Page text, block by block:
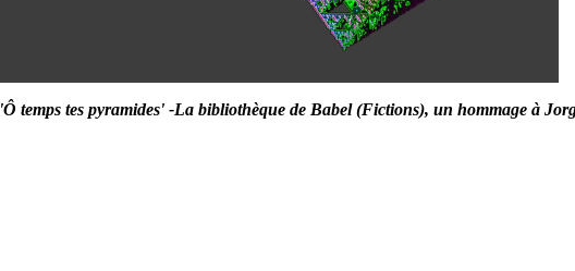
'Ô temps tes pyramides' -La bibliothèque de Babel (Fictions), un hommage à